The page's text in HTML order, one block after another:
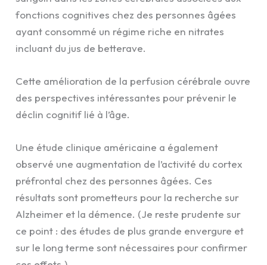
fonctions cognitives chez des personnes âgées
ayant consommé un régime riche en nitrates
incluant du jus de betterave.
Cette amélioration de la perfusion cérébrale ouvre
des perspectives intéressantes pour prévenir le
déclin cognitif lié à l’âge.
Une étude clinique américaine a également
observé une augmentation de l’activité du cortex
préfrontal chez des personnes âgées. Ces
résultats sont prometteurs pour la recherche sur
Alzheimer et la démence. (Je reste prudente sur
ce point : des études de plus grande envergure et
sur le long terme sont nécessaires pour confirmer